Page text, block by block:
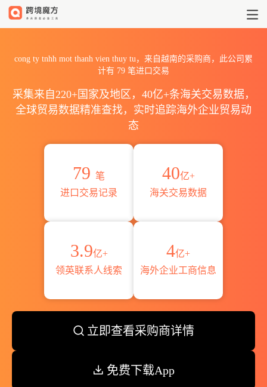
cong ty tnhh mot thanh vien thuy tu，来自越南的采购商，此公司累
计有 79 笔进口交易
采集来自220+国家及地区，40亿+条海关交易数据，
全球贸易数据精准查找，实时追踪海外企业贸易动
态
79 笔
进口交易记录
40亿+
海关交易数据
3.9亿+
领英联系人线索
4亿+
海外企业工商信息
立即查看采购商详情
免费下载App